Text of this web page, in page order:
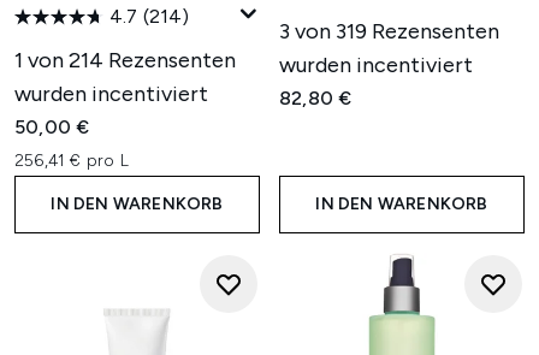
4.7 (214)
1 von 214 Rezensenten
wurden incentiviert
50,00 €
256,41 € pro L
IN DEN WARENKORB
3 von 319 Rezensenten
wurden incentiviert
82,80 €
IN DEN WARENKORB